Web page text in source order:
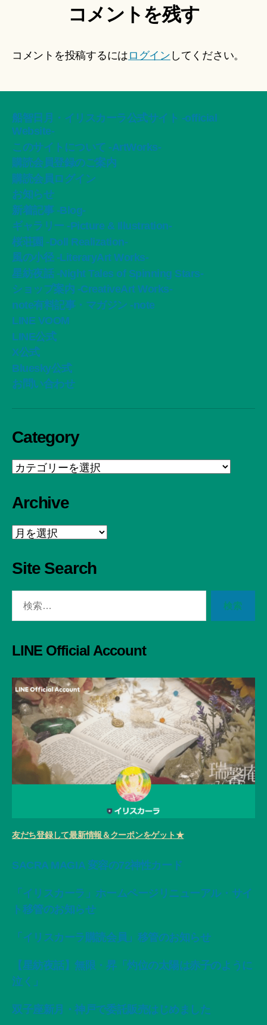
コメントを残す
コメントを投稿するには ログイン してください。
船智日月・イリスカーラ公式サイト -official
Website-
このサイトについて -ArtWorks-
購読会員登録のご案内
購読会員ログイン
お知らせ
新着記事 -Blog-
ギャラリー -Picture & Illustration-
桜荘園 -Doll Realization-
風の小径 -LiteraryArt Works-
星紡夜話 -Night Tales of Spinning Stars-
ショップ案内 -CreativeArt Works-
note有料記事・マガジン -note
LINE VOOM
LINE公式
X公式
Bluesky公式
お問い合わせ
Category
Category
Archive
Archive
Site Search
LINE Official Account
友だち登録して最新情報＆クーポンをゲット★
SACRA MAGIA 変容の72神性カード
「イリスカーラ」ホームページリニューアル・サイ
ト移管のお知らせ
「イリスカーラ購読会員」移管のお知らせ
【星紡夜話】無限・昇「灼位の太陽は赤子のように
泣く」
双子座新月・神戸で委託販売はじめました